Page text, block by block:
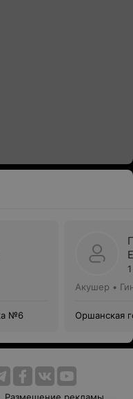
№6
Акушер •
Оршанская